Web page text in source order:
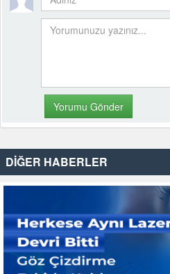
DİĞER HABERLER